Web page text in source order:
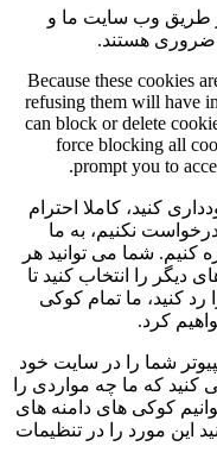
طریق وب سایت ما و
ضروری هستند.
Because these cookies
refusing them will have
can block or delete
force blocking all
prompt you to
کنید، کاملا احترام
نکنیم، به ما
کنیم. شما می توانید هر
دیگر را انتخاب کنید تا
رد کنید، ما تمام کوکی
کرد.
شما را در سایت خود
کنید که ما چه مواردی را
کوکی های دامنه های
این مورد را در تنظیمات